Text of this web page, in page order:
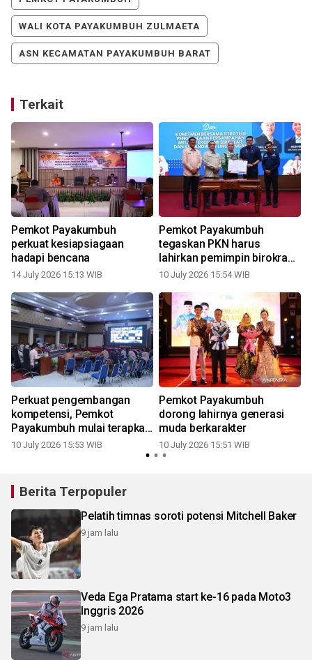
WALI KOTA PAYAKUMBUH ZULMAETA
ASN KECAMATAN PAYAKUMBUH BARAT
Terkait
Pemkot Payakumbuh
perkuat kesiapsiagaan
hadapi bencana
14 July 2026 15:13 WIB
Pemkot Payakumbuh
tegaskan PKN harus
lahirkan pemimpin birokrasi
yang berkapasitas
10 July 2026 15:54 WIB
Perkuat pengembangan
kompetensi, Pemkot
Payakumbuh mulai terapkan
ASN Corporate University
10 July 2026 15:53 WIB
Pemkot Payakumbuh
dorong lahirnya generasi
muda berkarakter
10 July 2026 15:51 WIB
Berita Terpopuler
Pelatih timnas soroti potensi Mitchell Baker
9 jam lalu
Veda Ega Pratama start ke-16 pada Moto3
Inggris 2026
9 jam lalu